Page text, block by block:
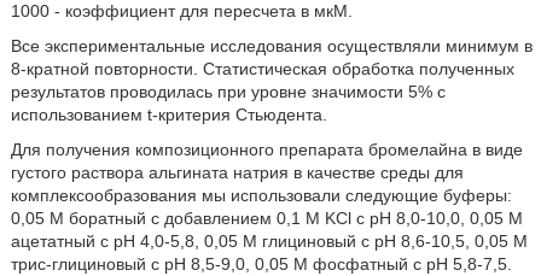
1000 - коэффициент для пересчета в мкМ.
Все экспериментальные исследования осуществляли минимум в
8-кратной повторности. Статистическая обработка полученных
результатов проводилась при уровне значимости 5% с
использованием t-критерия Стьюдента.
Для получения композиционного препарата бромелайна в виде
густого раствора альгината натрия в качестве среды для
комплексообразования мы использовали следующие буферы:
0,05 М боратный с добавлением 0,1 М KСl с рН 8,0-10,0, 0,05 М
ацетатный с рН 4,0-5,8, 0,05 М глициновый с рН 8,6-10,5, 0,05 М
трис-глициновый с рН 8,5-9,0, 0,05 М фосфатный с рН 5,8-7,5.